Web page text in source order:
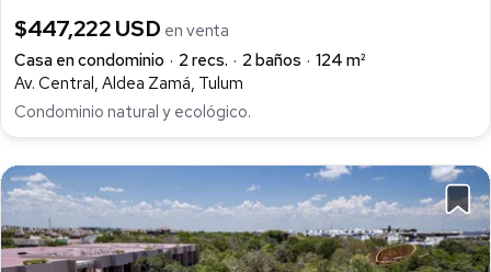
$447,222 USD en venta
Casa en condominio
2 recs. 2 baños
124 m²
Av. Central, Aldea Zamá, Tulum
Condominio natural y ecológico.